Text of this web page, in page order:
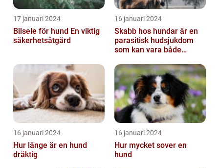
17 januari 2024
Bilsele för hund En viktig
säkerhetsåtgärd
16 januari 2024
Skabb hos hundar är en
parasitisk hudsjukdom
som kan vara både
för våra fy...
16 januari 2024
Hur länge är en hund
dräktig
16 januari 2024
Hur mycket sover en
hund